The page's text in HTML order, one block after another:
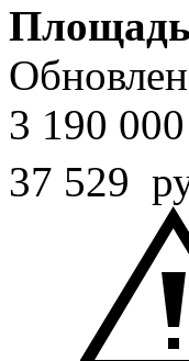
3 190 000
37 529